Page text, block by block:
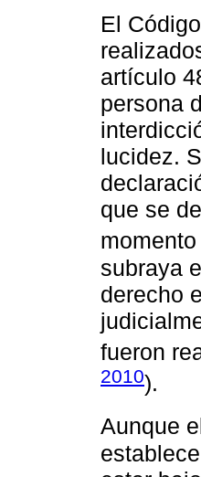
El
artículo
persona
lucidez.
que se
subraya
derecho
fueron
2010).
Aunque